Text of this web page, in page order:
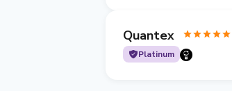
Quantex
Platinum